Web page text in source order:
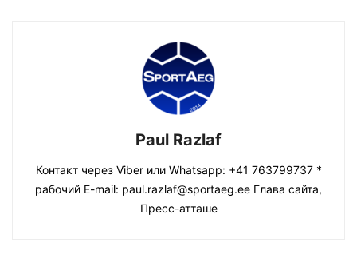
Paul Razlaf
Контакт через Viber или Whatsapp: +41 763799737 *
рабочий E-mail: paul.razlaf@sportaeg.ee Глава сайта,
Пресс-атташе